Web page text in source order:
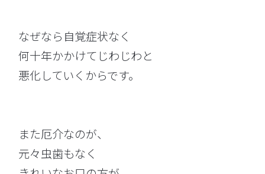
なぜなら自覚症状なく
何十年かかけてじわじわと
悪化していくからです。
また厄介なのが、
元々虫歯もなく